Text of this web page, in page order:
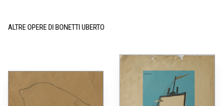
ALTRE OPERE DI BONETTI UBERTO